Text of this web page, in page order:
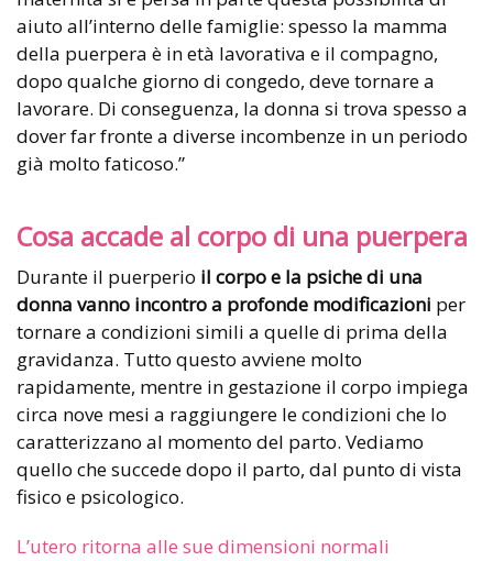
aiuto all’interno delle famiglie: spesso la mamma
della puerpera è in età lavorativa e il compagno,
dopo qualche giorno di congedo, deve tornare a
lavorare. Di conseguenza, la donna si trova spesso a
dover far fronte a diverse incombenze in un periodo
già molto faticoso.”
Cosa accade al corpo di una puerpera
Durante il puerperio il corpo e la psiche di una
donna vanno incontro a profonde modificazioni per
tornare a condizioni simili a quelle di prima della
gravidanza. Tutto questo avviene molto
rapidamente, mentre in gestazione il corpo impiega
circa nove mesi a raggiungere le condizioni che lo
caratterizzano al momento del parto. Vediamo
quello che succede dopo il parto, dal punto di vista
fisico e psicologico.
L’utero ritorna alle sue dimensioni normali